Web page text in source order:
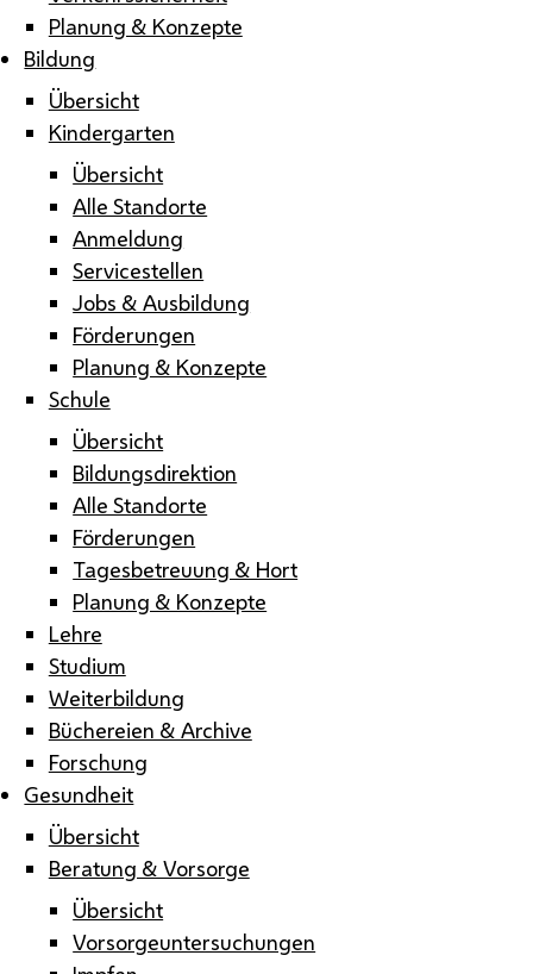
Planung & Konzepte
Bildung
Übersicht
Kindergarten
Übersicht
Alle Standorte
Anmeldung
Servicestellen
Jobs & Ausbildung
Förderungen
Planung & Konzepte
Schule
Übersicht
Bildungsdirektion
Alle Standorte
Förderungen
Tagesbetreuung & Hort
Planung & Konzepte
Lehre
Studium
Weiterbildung
Büchereien & Archive
Forschung
Gesundheit
Übersicht
Beratung & Vorsorge
Übersicht
Vorsorgeuntersuchungen